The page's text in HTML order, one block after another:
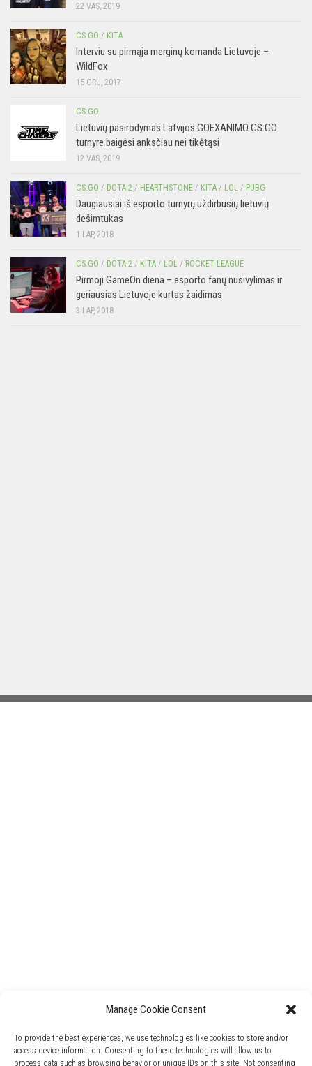
Manage Cookie Consent
To provide the best experiences, we use technologies like cookies to store and/or
access device information. Consenting to these technologies will allow us to
process data such as browsing behavior or unique IDs on this site. Not consenting
22 VAS, 2019
CS:GO / KITA
Interviu su pirmąja merginų komanda Lietuvoje –
WildFox
15 GRU, 2017
CS:GO
Lietuvių pasirodymas Latvijos GOEXANIMO CS:GO
turnyre baigėsi anksčiau nei tikėtąsi
12 VAS, 2019
CS:GO / DOTA 2 / HEARTHSTONE / KITA / LOL / PUBG
Daugiausiai iš esporto turnyrų uždirbusių lietuvių
dešimtukas
1 LAP, 2018
CS:GO / DOTA 2 / KITA / LOL / ROCKET LEAGUE
Pirmoji GameOn diena – esporto fanų nusivylimas ir
geriausias Lietuvoje kurtas žaidimas
3 LAP, 2018